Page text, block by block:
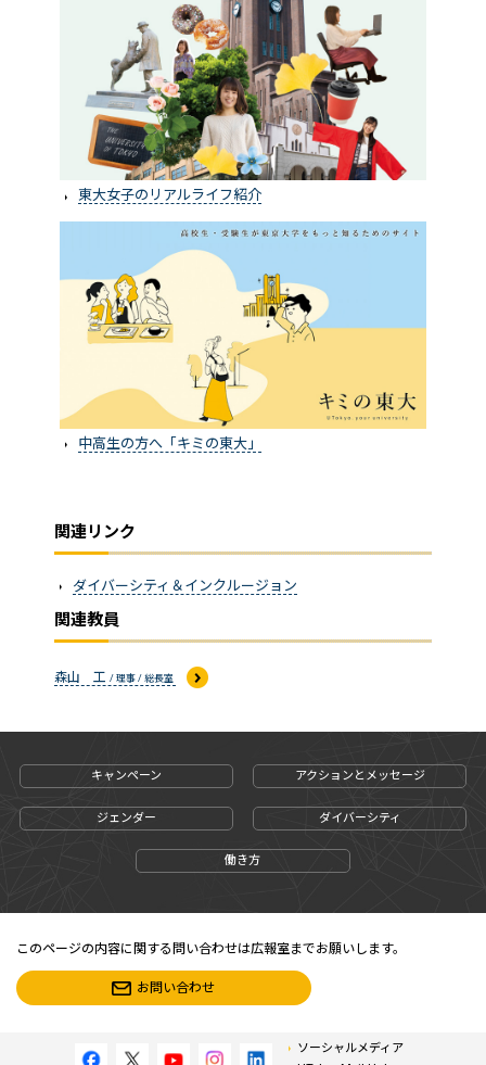
東大女子のリアルライフ紹介
中高生の方へ「キミの東大」
関連リンク
ダイバーシティ＆インクルージョン
関連教員
森山 工 / 理事 / 総長室
キャンペーン アクションとメッセージ
ジェンダー ダイバーシティ
働き方
このページの内容に関する問い合わせは広報室までお願いします。
お問い合わせ
ソーシャルメディア